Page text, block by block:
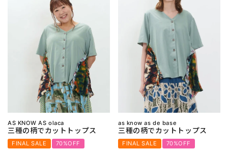
AS KNOW AS olaca
三種の柄でカットトップス
FINAL SALE
70%OFF
as know as de base
三種の柄でカットトップス
FINAL SALE
70%OFF